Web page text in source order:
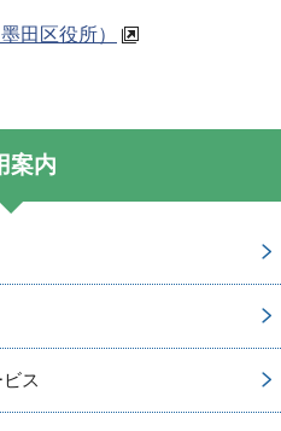
田区役所）
案内
ス